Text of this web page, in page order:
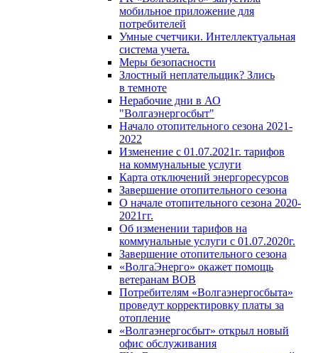
мобильное приложение для
потребителей
Умные счетчики. Интеллектуальная
система учета.
Меры безопасности
Злостный неплательщик? Злись
в темноте
Нерабочие дни в АО
"Волгаэнергосбыт"
Начало отопительного сезона 2021-
2022
Изменение с 01.07.2021г. тарифов
на коммунальные услуги
Карта отключений энергоресурсов
Завершение отопительного сезона
О начале отопительного сезона 2020-
2021гг.
Об изменении тарифов на
коммунальные услуги с 01.07.2020г.
Завершение отопительного сезона
«ВолгаЭнерго» окажет помощь
ветеранам ВОВ
Потребителям «Волгаэнергосбыта»
проведут корректировку платы за
отопление
«Волгаэнергосбыт» открыл новый
офис обслуживания